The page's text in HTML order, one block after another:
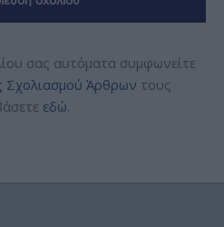
σας αυτόματα συμφωνείτε
Σχολιασμού Άρθρων τους
εδώ.